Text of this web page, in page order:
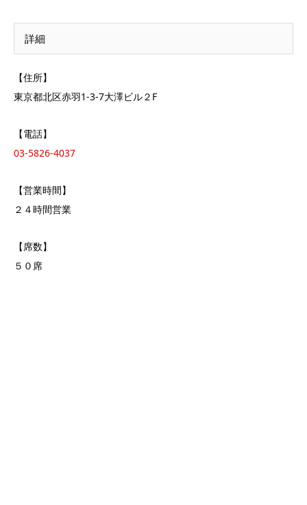
詳細
【住所】
東京都北区赤羽1-3-7大澤ビル２F
【電話】
03-5826-4037
【営業時間】
２４時間営業
【席数】
５０席